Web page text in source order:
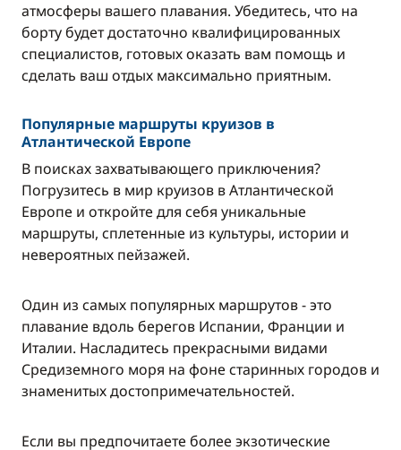
атмосферы вашего плавания. Убедитесь, что на
борту будет достаточно квалифицированных
специалистов, готовых оказать вам помощь и
сделать ваш отдых максимально приятным.
Популярные маршруты круизов в
Атлантической Европе
В поисках захватывающего приключения?
Погрузитесь в мир круизов в Атлантической
Европе и откройте для себя уникальные
маршруты, сплетенные из культуры, истории и
невероятных пейзажей.
Один из самых популярных маршрутов - это
плавание вдоль берегов Испании, Франции и
Италии. Насладитесь прекрасными видами
Средиземного моря на фоне старинных городов и
знаменитых достопримечательностей.
Если вы предпочитаете более экзотические